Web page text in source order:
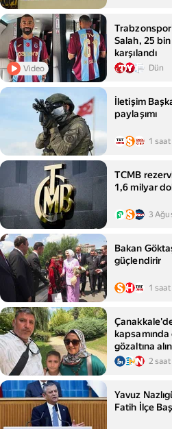
Video
Salah, 25 bin
karşılandı
Dün
İletişim
paylaşımı
1
TCMB
1,6 milyar
3
Bakan
güçlendirir
1
gözaltına
2
Yavuz
Fatih İlçe